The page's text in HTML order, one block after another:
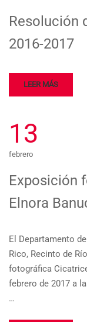
Resolución
2016-2017
LEER MÁS
13
febrero
Exposición
Elnora
El Departamento
Rico, Recinto de
fotográfica
febrero de 2017 a
…